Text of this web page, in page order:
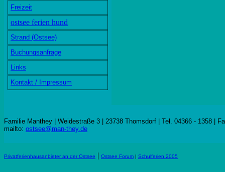
Freizeit
ostsee ferien hund
Strand (Ostsee)
Buchungsanfrage
Links
Kontakt / Impressum
Familie Manthey | Weidestraße 3 | 23738 Thomsdorf | Tel. 04366 - 1358 |
mailto: ostsee@man-they.de
Privatferienhausanbieter an der Ostsee | Ostsee Forum | Schulferien 2005